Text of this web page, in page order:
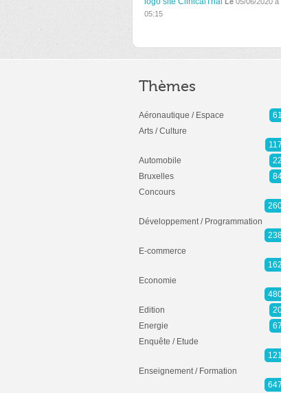
05:15
Thèmes
Aéronautique / Espace
61
Arts / Culture
117
Automobile
22
Bruxelles
Concours
Développement / Programmation
E-commerce
162
Economie
Edition
Energie
67
Enquête / Etude
121
Enseignement / Formation
647